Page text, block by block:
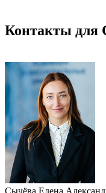
Контакты
Сычёва Елена